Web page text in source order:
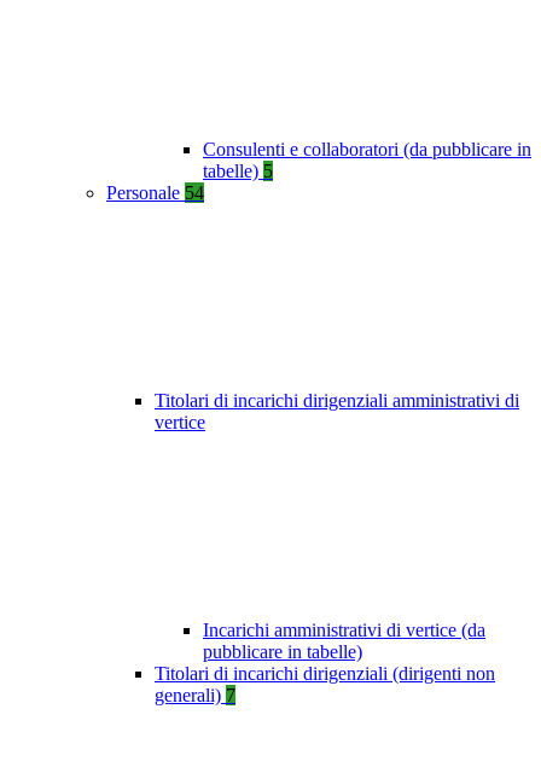
Consulenti e collaboratori (da pubblicare in
tabelle) 5
Personale 54
Titolari di incarichi dirigenziali amministrativi di
vertice
Incarichi amministrativi di vertice (da
pubblicare in tabelle)
Titolari di incarichi dirigenziali (dirigenti non
generali) 7